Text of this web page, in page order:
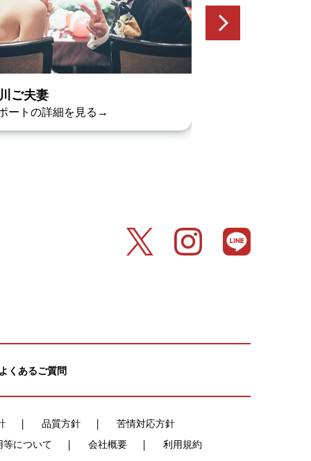
ご夫妻
ートの詳細を見る→
くあるご質問
品質方針
苦情対応方針
について
会社概要 利用規約